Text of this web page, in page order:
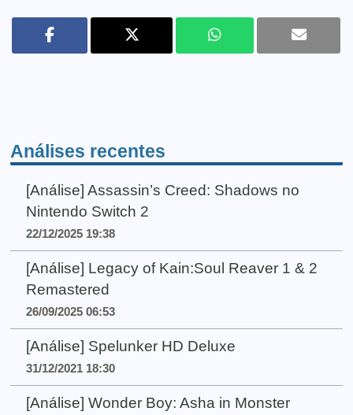
Análises recentes
[Análise] Assassin’s Creed: Shadows no
Nintendo Switch 2
22/12/2025 19:38
[Análise] Legacy of Kain:Soul Reaver 1 & 2
Remastered
26/09/2025 06:53
[Análise] Spelunker HD Deluxe
31/12/2021 18:30
[Análise] Wonder Boy: Asha in Monster